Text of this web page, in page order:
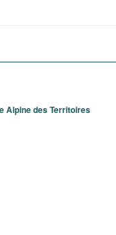
Alpine des Territoires